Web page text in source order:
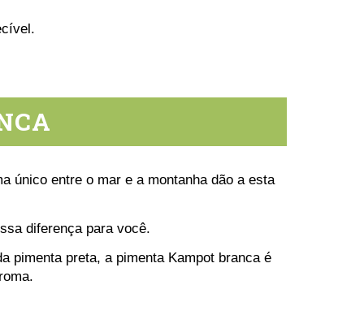
único entre o mar e a montanha dão a esta
diferença para você.
pimenta preta, a pimenta Kampot branca é